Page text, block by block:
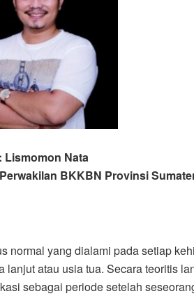
Lismomon Nata
BKKBN Provinsi
normal yang dialami pada setiap
atau usia tua. Secara teoritis
sebagai periode setelah